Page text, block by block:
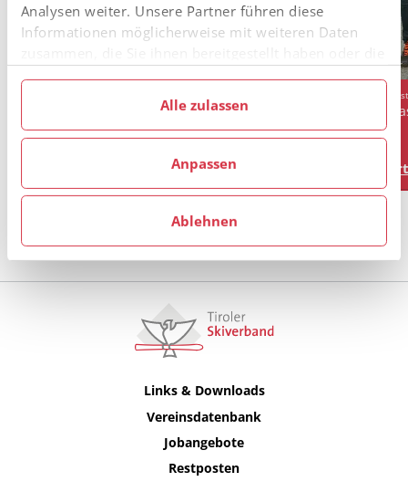
Analysen weiter. Unsere Partner führen diese
Informationen möglicherweise mit weiteren Daten
Alle zulassen
Anpassen
Ablehnen
Links & Downloads
Vereinsdatenbank
Jobangebote
Restposten